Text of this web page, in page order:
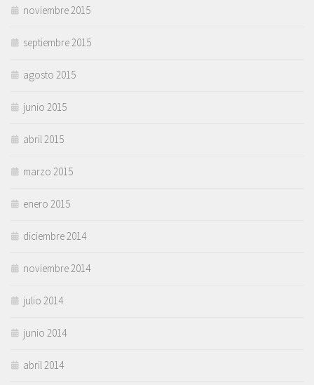
noviembre 2015
septiembre 2015
agosto 2015
junio 2015
abril 2015
marzo 2015
enero 2015
diciembre 2014
noviembre 2014
julio 2014
junio 2014
abril 2014